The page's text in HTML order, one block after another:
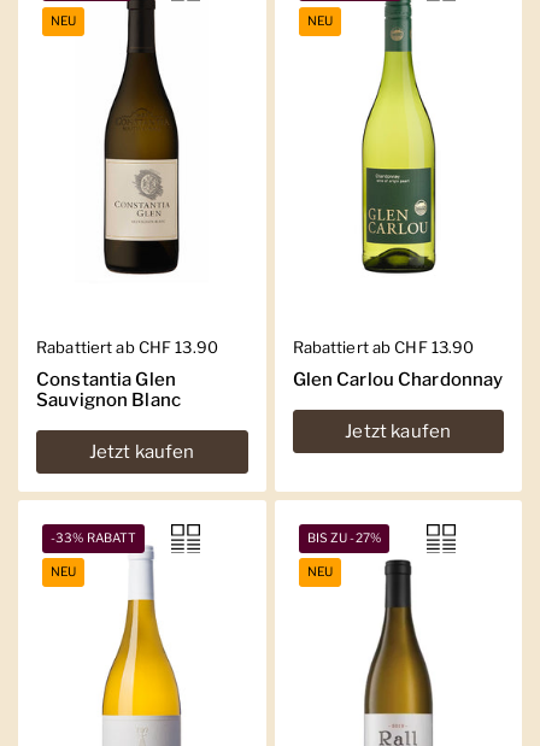
Regulärer Preis
Rabattiert ab CHF 13.90
Constantia Glen
Sauvignon Blanc
Jetzt kaufen
NEU
Regulärer Preis
Rabattiert ab CHF 13.90
Glen Carlou Chardonnay
Jetzt kaufen
NEU
-33% RABATT
NEU
BIS ZU -27%
NEU